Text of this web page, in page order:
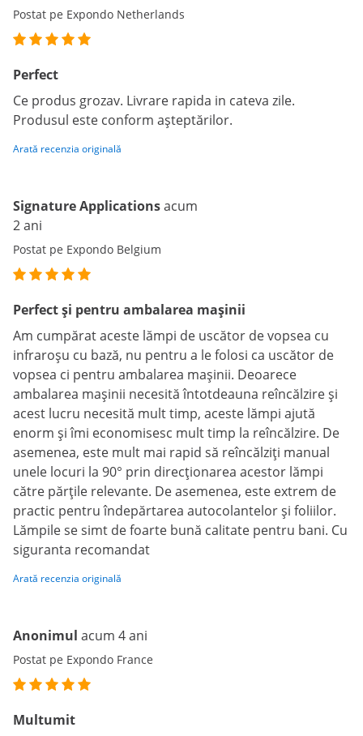
Postat pe Expondo Netherlands
Perfect
Ce produs grozav. Livrare rapida in cateva zile.
Produsul este conform așteptărilor.
Arată recenzia originală
Signature Applicationsacum
2 ani
Postat pe Expondo Belgium
Perfect și pentru ambalarea mașinii
Am cumpărat aceste lămpi de uscător de vopsea cu
infraroșu cu bază, nu pentru a le folosi ca uscător de
vopsea ci pentru ambalarea mașinii. Deoarece
ambalarea mașinii necesită întotdeauna reîncălzire și
acest lucru necesită mult timp, aceste lămpi ajută
enorm și îmi economisesc mult timp la reîncălzire. De
asemenea, este mult mai rapid să reîncălziți manual
unele locuri la 90° prin direcționarea acestor lămpi
către părțile relevante. De asemenea, este extrem de
practic pentru îndepărtarea autocolantelor și foliilor.
Lămpile se simt de foarte bună calitate pentru bani. Cu
siguranta recomandat
Arată recenzia originală
Anonimul acum 4 ani
Postat pe Expondo France
Multumit